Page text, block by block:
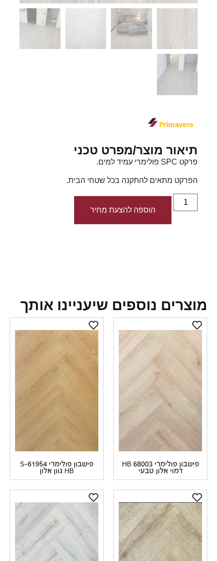
תיאור מוצר/מפרט טכני
פרקט SPC פולימרי עמיד למים.
הפרקט מתאים להתקנה בכל שטחי הבית.
הוספה להצעת מחיר
נוספים שיעניינו אותך
פישבון פולימרי 68003 HB
דמוי אלון טבעי
פישבון פולימרי S-61954